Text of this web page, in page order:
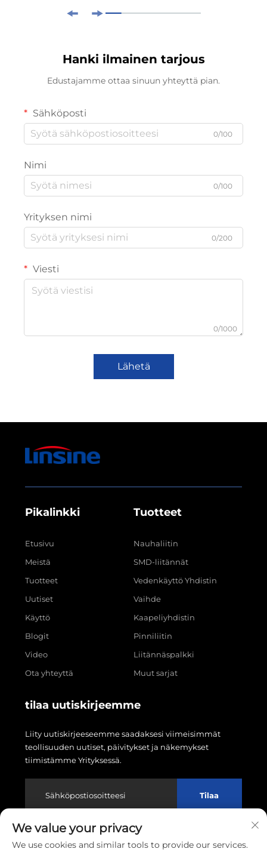
Hanki ilmainen tarjous
Edustajamme ottaa sinuun yhteyttä pian.
Sähköposti
0/100
Nimi
0/100
Yrityksen nimi
0/200
Viesti
0/1000
Lähetä
Pikalinkki
Etusivu
Meistä
Tuotteet
Uutiset
Käyttö
Blogit
Video
Ota yhteyttä
Tuotteet
Nauhaliitin
SMD-liitännät
Vedenkäyttö Yhdistin
Vaihde
Kaapeliyhdistin
Pinniliitin
Liitännäspalkki
Muut sarjat
tilaa uutiskirjeemme
Liity uutiskirjeeseemme saadaksesi viimeisimmät
teollisuuden uutiset, päivitykset ja näkemykset
tiimistämme Yrityksessä.
Tilaa
Tekijänoikeus © 2026 Wenzhou Linxin Electronics Co.,
We value your privacy
We use cookies and similar tools to provide our services.